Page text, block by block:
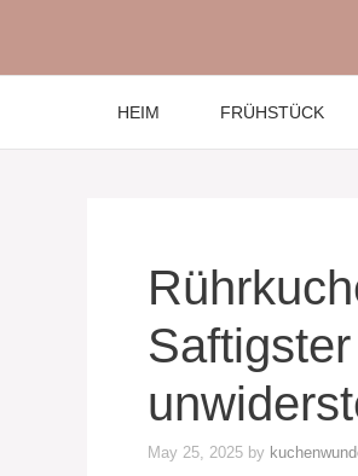
content
HEIM FRÜHSTÜCK
May 25, 2025 by